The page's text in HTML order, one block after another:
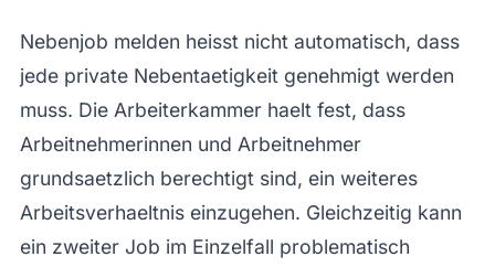
Nebenjob melden heisst nicht automatisch, dass
jede private Nebentaetigkeit genehmigt werden
muss. Die Arbeiterkammer haelt fest, dass
Arbeitnehmerinnen und Arbeitnehmer
grundsaetzlich berechtigt sind, ein weiteres
Arbeitsverhaeltnis einzugehen. Gleichzeitig kann
ein zweiter Job im Einzelfall problematisch